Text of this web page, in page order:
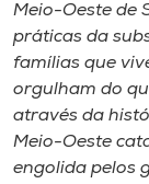
Meio-Oeste de
práticas da
famílias que
orgulham do
através da
Meio-Oeste
engolida pelos